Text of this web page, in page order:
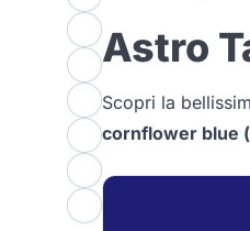
Astro
Scopri la
cornflower blue